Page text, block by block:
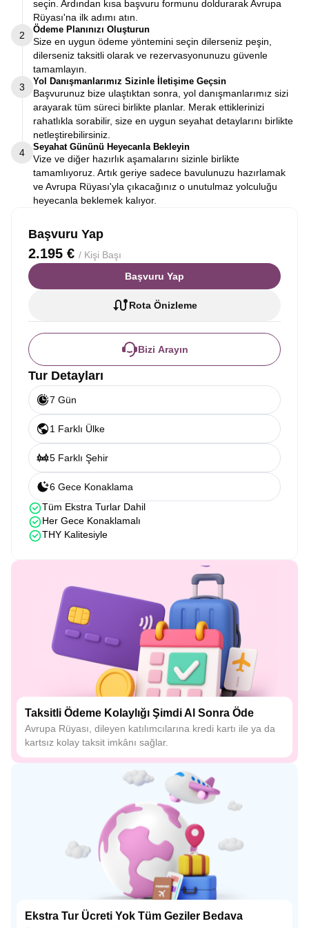
seçin. Ardından kısa başvuru formunu doldurarak Avrupa
Rüyası'na ilk adımı atın.
2
Ödeme Planınızı Oluşturun
Size en uygun ödeme yöntemini seçin dilerseniz peşin,
dilerseniz taksitli olarak ve rezervasyonunuzu güvenle
tamamlayın.
3
Yol Danışmanlarımız Sizinle İletişime Geçsin
Başvurunuz bize ulaştıktan sonra, yol danışmanlarımız sizi
arayarak tüm süreci birlikte planlar. Merak ettiklerinizi
rahatlıkla sorabilir, size en uygun seyahat detaylarını birlikte
netleştirebilirsiniz.
4
Seyahat Gününü Heyecanla Bekleyin
Vize ve diğer hazırlık aşamalarını sizinle birlikte
tamamlıyoruz. Artık geriye sadece bavulunuzu hazırlamak
ve Avrupa Rüyası'yla çıkacağınız o unutulmaz yolculuğu
heyecanla beklemek kalıyor.
Başvuru Yap
2.195 € / Kişi Başı
Başvuru Yap
Rota Önizleme
Bizi Arayın
Tur Detayları
7 Gün
1 Farklı Ülke
5 Farklı Şehir
6 Gece Konaklama
Tüm Ekstra Turlar Dahil
Her Gece Konaklamalı
THY Kalitesiyle
Taksitli Ödeme Kolaylığı Şimdi Al Sonra Öde
Avrupa Rüyası, dileyen katılımcılarına kredi kartı ile ya da
kartsız kolay taksit imkânı sağlar.
Ekstra Tur Ücreti Yok Tüm Geziler Bedava